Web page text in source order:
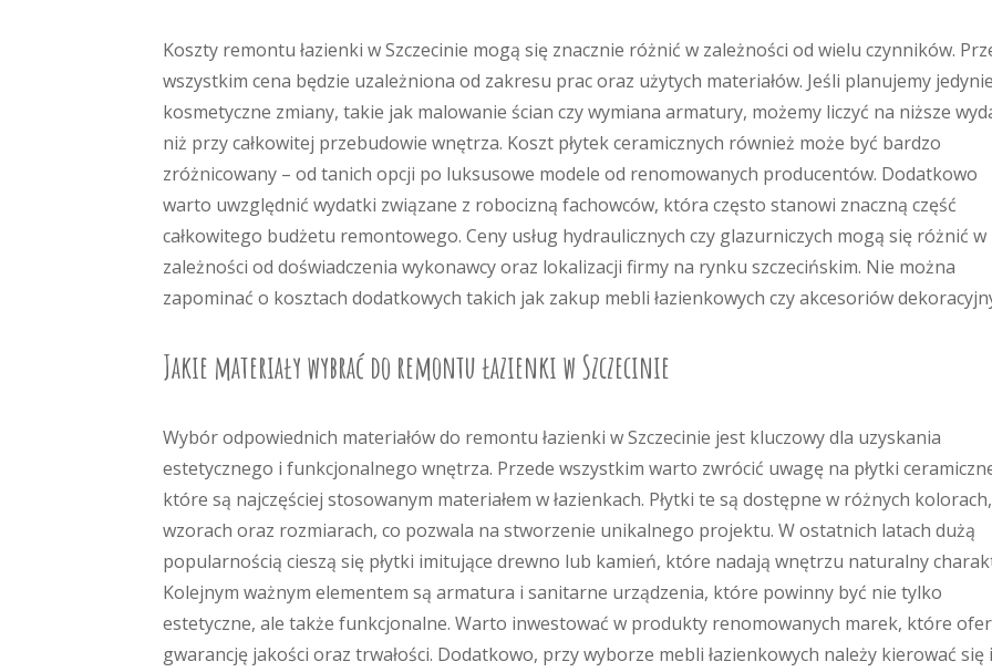
Koszty remontu łazienki w Szczecinie mogą się znacznie różnić w zależności od wielu czynników.
wszystkim cena będzie uzależniona od zakresu prac oraz użytych materiałów. Jeśli planujemy
kosmetyczne zmiany, takie jak malowanie ścian czy wymiana armatury, możemy liczyć na niższe
niż przy całkowitej przebudowie wnętrza. Koszt płytek ceramicznych również może być bardzo
zróżnicowany – od tanich opcji po luksusowe modele od renomowanych producentów. Dodatkowo
warto uwzględnić wydatki związane z robocizną fachowców, która często stanowi znaczną część
całkowitego budżetu remontowego. Ceny usług hydraulicznych czy glazurniczych mogą się różnić w
zależności od doświadczenia wykonawcy oraz lokalizacji firmy na rynku szczecińskim. Nie można
zapominać o kosztach dodatkowych takich jak zakup mebli łazienkowych czy akcesoriów
Jakie materiały wybrać do remontu łazienki w Szczecinie
Wybór odpowiednich materiałów do remontu łazienki w Szczecinie jest kluczowy dla uzyskania
estetycznego i funkcjonalnego wnętrza. Przede wszystkim warto zwrócić uwagę na płytki
które są najczęściej stosowanym materiałem w łazienkach. Płytki te są dostępne w różnych kolorach,
wzorach oraz rozmiarach, co pozwala na stworzenie unikalnego projektu. W ostatnich latach dużą
popularnością cieszą się płytki imitujące drewno lub kamień, które nadają wnętrzu naturalny
Kolejnym ważnym elementem są armatura i sanitarne urządzenia, które powinny być nie tylko
estetyczne, ale także funkcjonalne. Warto inwestować w produkty renomowanych marek, które
gwarancję jakości oraz trwałości. Dodatkowo, przy wyborze mebli łazienkowych należy kierować się